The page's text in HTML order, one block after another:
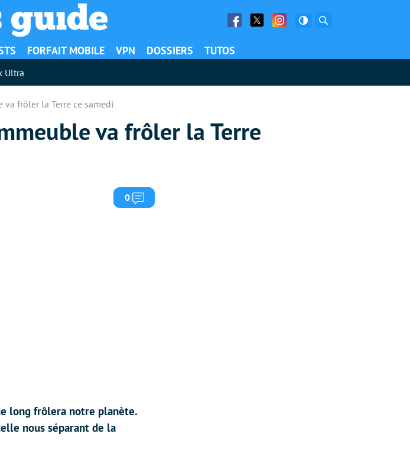
Facebook
Twitter Facebook
FORFAIT MOBILE VPN DOSSIERS TUTOS
Ultra
frôler la Terre ce samedi
va frôler la Terre
0 Commentaires
long frôlera notre planète.
nous séparant de la